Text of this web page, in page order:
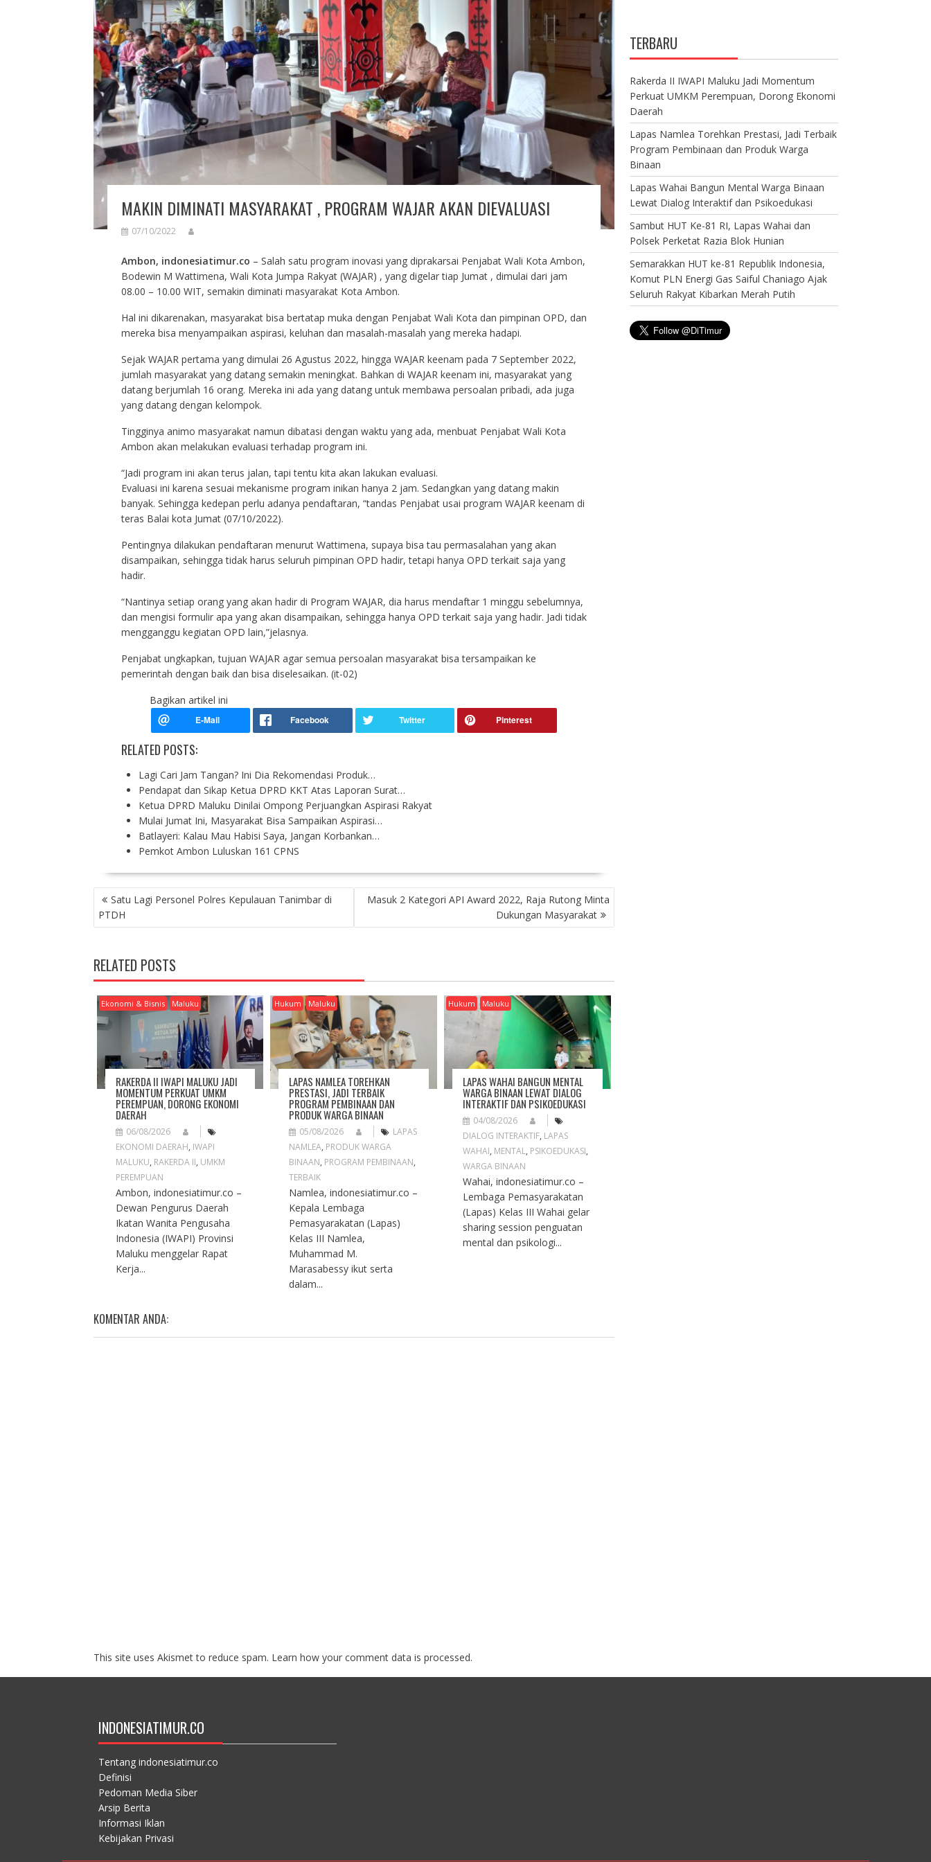
MAKIN DIMINATI MASYARAKAT , PROGRAM WAJAR AKAN DIEVALUASI
07/10/2022
Ambon, indonesiatimur.co – Salah satu program inovasi yang diprakarsai Penjabat Wali Kota Ambon,
Bodewin M Wattimena, Wali Kota Jumpa Rakyat (WAJAR) , yang digelar tiap Jumat , dimulai dari jam
08.00 – 10.00 WIT, semakin diminati masyarakat Kota Ambon.
Hal ini dikarenakan, masyarakat bisa bertatap muka dengan Penjabat Wali Kota dan pimpinan OPD, dan
mereka bisa menyampaikan aspirasi, keluhan dan masalah-masalah yang mereka hadapi.
Sejak WAJAR pertama yang dimulai 26 Agustus 2022, hingga WAJAR keenam pada 7 September 2022,
jumlah masyarakat yang datang semakin meningkat. Bahkan di WAJAR keenam ini, masyarakat yang
datang berjumlah 16 orang. Mereka ini ada yang datang untuk membawa persoalan pribadi, ada juga
yang datang dengan kelompok.
Tingginya animo masyarakat namun dibatasi dengan waktu yang ada, menbuat Penjabat Wali Kota
Ambon akan melakukan evaluasi terhadap program ini.
“Jadi program ini akan terus jalan, tapi tentu kita akan lakukan evaluasi.
Evaluasi ini karena sesuai mekanisme program inikan hanya 2 jam. Sedangkan yang datang makin
banyak. Sehingga kedepan perlu adanya pendaftaran, “tandas Penjabat usai program WAJAR keenam di
teras Balai kota Jumat (07/10/2022).
Pentingnya dilakukan pendaftaran menurut Wattimena, supaya bisa tau permasalahan yang akan
disampaikan, sehingga tidak harus seluruh pimpinan OPD hadir, tetapi hanya OPD terkait saja yang
hadir.
“Nantinya setiap orang yang akan hadir di Program WAJAR, dia harus mendaftar 1 minggu sebelumnya,
dan mengisi formulir apa yang akan disampaikan, sehingga hanya OPD terkait saja yang hadir. Jadi tidak
mengganggu kegiatan OPD lain,”jelasnya.
Penjabat ungkapkan, tujuan WAJAR agar semua persoalan masyarakat bisa tersampaikan ke
pemerintah dengan baik dan bisa diselesaikan. (it-02)
Bagikan artikel ini
RELATED POSTS:
Lagi Cari Jam Tangan? Ini Dia Rekomendasi Produk…
Pendapat dan Sikap Ketua DPRD KKT Atas Laporan Surat…
Ketua DPRD Maluku Dinilai Ompong Perjuangkan Aspirasi Rakyat
Mulai Jumat Ini, Masyarakat Bisa Sampaikan Aspirasi…
Batlayeri: Kalau Mau Habisi Saya, Jangan Korbankan…
Pemkot Ambon Luluskan 161 CPNS
P
O
S
N
A
V
G
A
O
N
Satu Lagi Personel Polres Kepulauan Tanimbar di
PTDH
Masuk 2 Kategori API Award 2022, Raja Rutong Minta
Dukungan Masyarakat
RELATED POSTS
Ekonomi & Bisnis Maluku
RAKERDA II IWAPI MALUKU JADI
MOMENTUM PERKUAT UMKM
PEREMPUAN, DORONG EKONOMI
DAERAH
06/08/2026
EKONOMI DAERAH, IWAPI
MALUKU, RAKERDA II, UMKM
PEREMPUAN
Ambon, indonesiatimur.co –
Dewan Pengurus Daerah
Ikatan Wanita Pengusaha
Indonesia (IWAPI) Provinsi
Maluku menggelar Rapat
Kerja...
Hukum Maluku
LAPAS NAMLEA TOREHKAN
PRESTASI, JADI TERBAIK
PROGRAM PEMBINAAN DAN
PRODUK WARGA BINAAN
05/08/2026
LAPAS
NAMLEA, PRODUK WARGA
BINAAN, PROGRAM PEMBINAAN,
TERBAIK
Namlea, indonesiatimur.co –
Kepala Lembaga
Pemasyarakatan (Lapas)
Kelas III Namlea,
Muhammad M.
Marasabessy ikut serta
dalam...
Hukum Maluku
LAPAS WAHAI BANGUN MENTAL
WARGA BINAAN LEWAT DIALOG
INTERAKTIF DAN PSIKOEDUKASI
04/08/2026
DIALOG INTERAKTIF, LAPAS
WAHAI, MENTAL, PSIKOEDUKASI,
WARGA BINAAN
Wahai, indonesiatimur.co –
Lembaga Pemasyarakatan
(Lapas) Kelas III Wahai gelar
sharing session penguatan
mental dan psikologi...
KOMENTAR ANDA:
This site uses Akismet to reduce spam. Learn how your comment data is processed.
TERBARU
Rakerda II IWAPI Maluku Jadi Momentum
Perkuat UMKM Perempuan, Dorong Ekonomi
Daerah
Lapas Namlea Torehkan Prestasi, Jadi Terbaik
Program Pembinaan dan Produk Warga
Binaan
Lapas Wahai Bangun Mental Warga Binaan
Lewat Dialog Interaktif dan Psikoedukasi
Sambut HUT Ke-81 RI, Lapas Wahai dan
Polsek Perketat Razia Blok Hunian
Semarakkan HUT ke-81 Republik Indonesia,
Komut PLN Energi Gas Saiful Chaniago Ajak
Seluruh Rakyat Kibarkan Merah Putih
INDONESIATIMUR.CO
Tentang indonesiatimur.co
Definisi
Pedoman Media Siber
Arsip Berita
Informasi Iklan
Kebijakan Privasi